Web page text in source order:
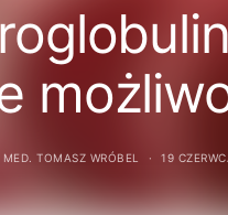
TOMASZ WRÓBEL 19